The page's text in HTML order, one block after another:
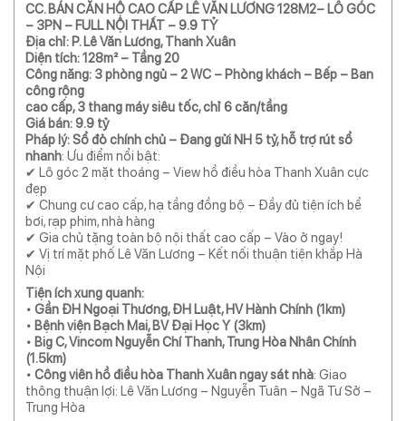
CC. BÁN CĂN HỘ CAO CẤP LÊ VĂN LƯƠNG 128M2– LÔ GÓC
– 3PN – FULL NỘI THẤT – 9.9 TỶ
Địa chỉ: P. Lê Văn Lương, Thanh Xuân
Diện tích: 128m² – Tầng 20
Công năng: 3 phòng ngủ – 2 WC – Phòng khách – Bếp – Ban
công rộng
cao cấp, 3 thang máy siêu tốc, chỉ 6 căn/tầng
Giá bán: 9.9 tỷ
Pháp lý: Sổ đỏ chính chủ – Đang gửi NH 5 tỷ, hỗ trợ rút sổ
nhanh: Ưu điểm nổi bật:
✔ Lô góc 2 mặt thoáng – View hồ điều hòa Thanh Xuân cực
đẹp
✔ Chung cư cao cấp, hạ tầng đồng bộ – Đầy đủ tiện ích bể
bơi, rạp phim, nhà hàng
✔ Gia chủ tặng toàn bộ nội thất cao cấp – Vào ở ngay!
✔ Vị trí mặt phố Lê Văn Lương – Kết nối thuận tiện khắp Hà
Nội
Tiện ích xung quanh:
• Gần ĐH Ngoại Thương, ĐH Luật, HV Hành Chính (1km)
• Bệnh viện Bạch Mai, BV Đại Học Y (3km)
• Big C, Vincom Nguyễn Chí Thanh, Trung Hòa Nhân Chính
(1.5km)
• Công viên hồ điều hòa Thanh Xuân ngay sát nhà: Giao
thông thuận lợi: Lê Văn Lương – Nguyễn Tuân – Ngã Tư Sở –
Trung Hòa